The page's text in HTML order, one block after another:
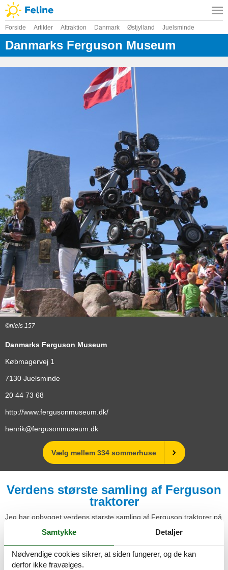
Forside Artikler Attraktion Danmark Østjylland Juelsminde
Danmarks Ferguson Museum
©niels 157
Danmarks Ferguson Museum
Købmagervej 1
7130 Juelsminde
20 44 73 68
http://www.fergusonmuseum.dk/
henrik@fergusonmuseum.dk
Vælg mellem 334 sommerhuse
Verdens største samling af Ferguson
traktorer
Jeg har opbygget verdens største samling af Ferguson traktorer på
dette privat ejede museum er for hele familien.
Oplev de mange traktorer, og også andre køretøjer, damptromler,
snescootere med mere. Der er dyr i stalden, og stalden er åben for
Samtykke Detaljer
Nødvendige cookies sikrer, at siden fungerer, og de kan
derfor ikke fravælges.